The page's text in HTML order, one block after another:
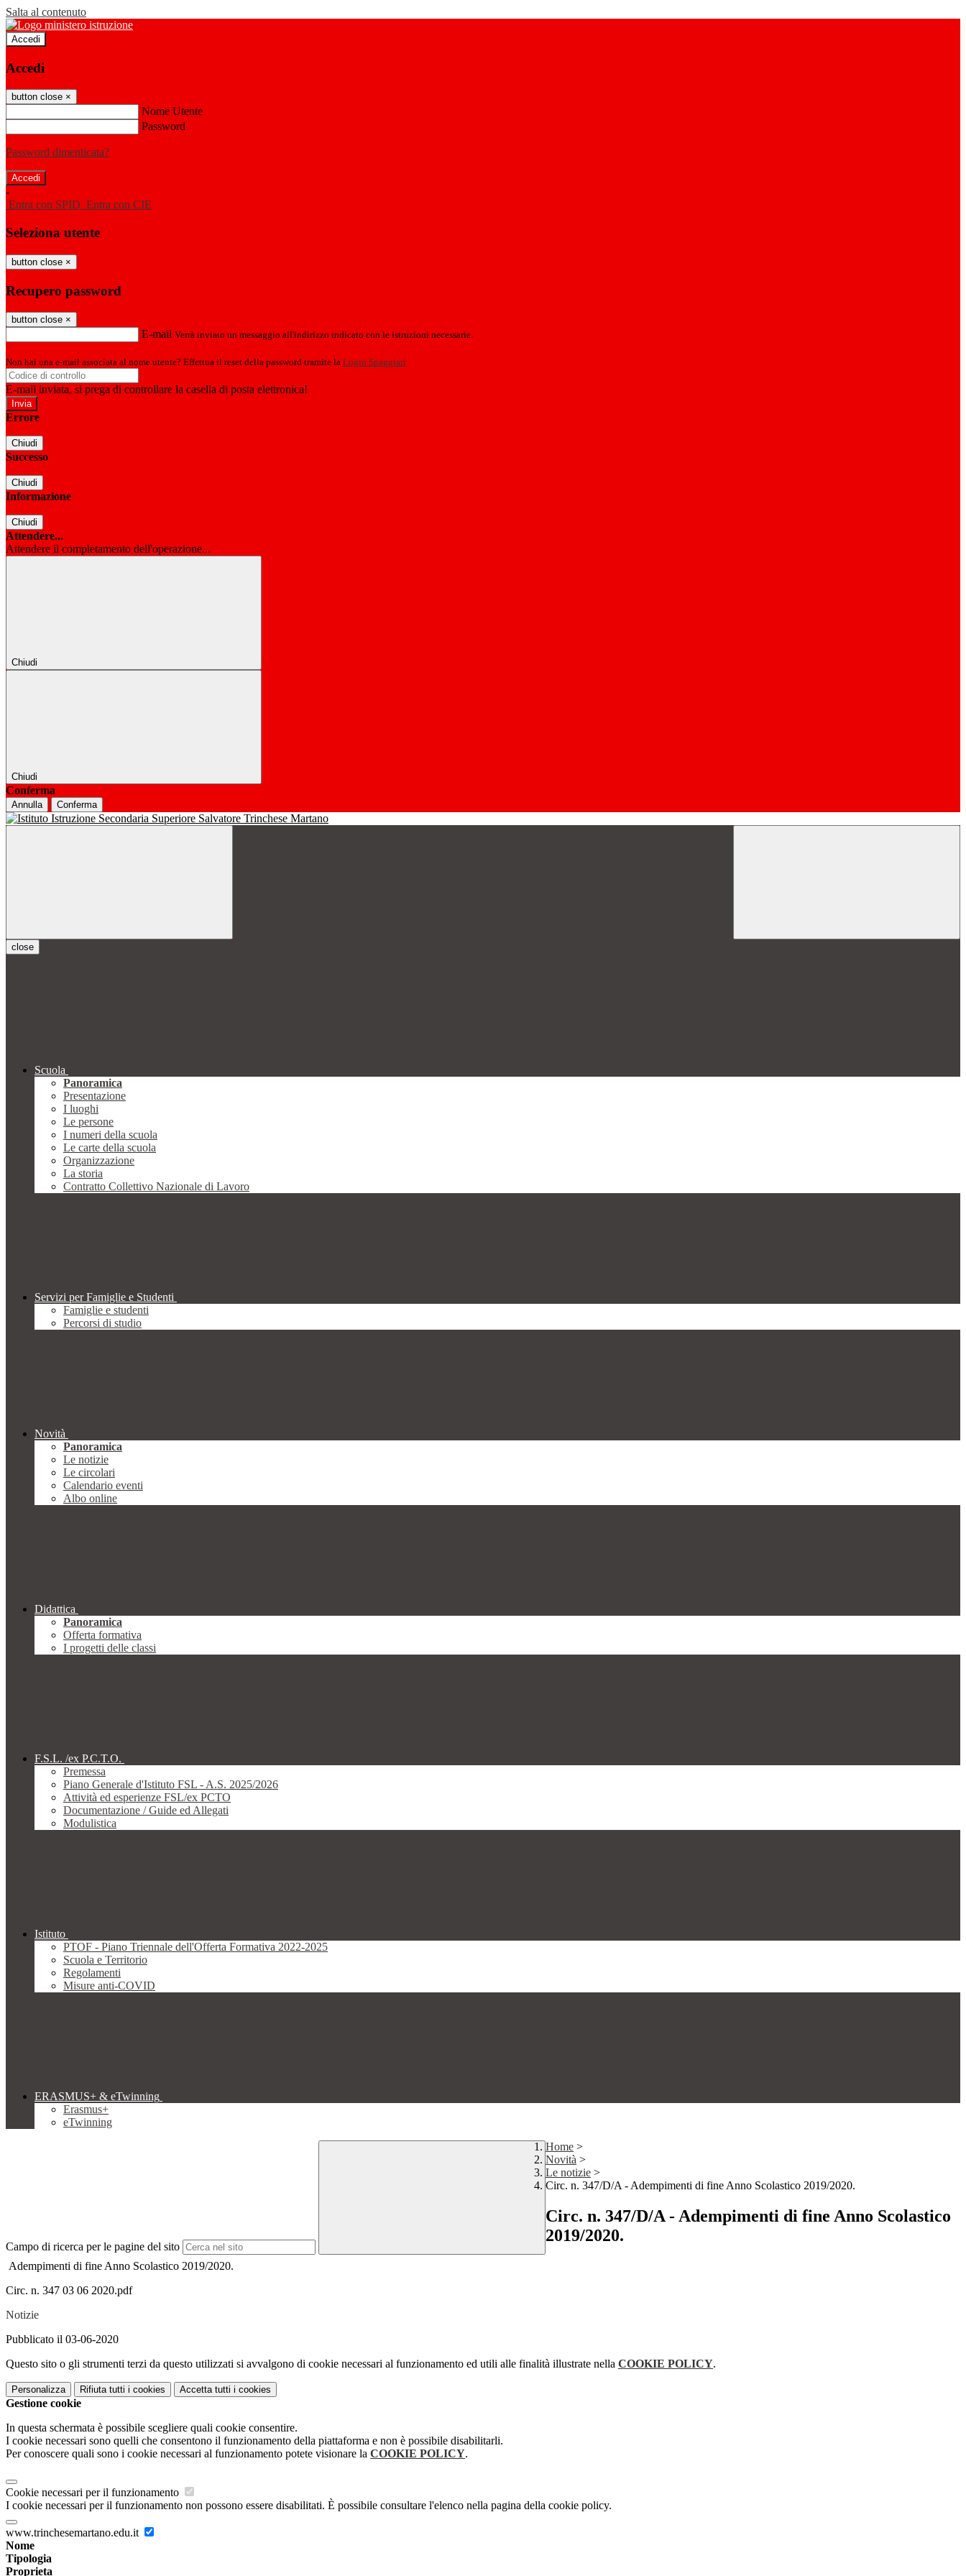
Salta al contenuto
Accedi
Accedi
button close ×
Nome Utente
Password
Password dimenticata?
-
Entra con SPID Entra con CIE
Seleziona utente
button close ×
Recupero password
button close ×
E-mail Verrà inviato un messaggio all'indirizzo indicato con le istruzioni necessarie.
Non hai una e-mail associata al nome utente? Effettua il reset della password tramite la Login Spaggiari
E-mail inviata, si prega di controllare la casella di posta elettronica!
Errore
Chiudi
Successo
Chiudi
Informazione
Chiudi
Attendere...
Attendere il completamento dell'operazione...
Chiudi
Chiudi
Conferma
Annulla Conferma
close
Scuola
Panoramica
Presentazione
I luoghi
Le persone
I numeri della scuola
Le carte della scuola
Organizzazione
La storia
Contratto Collettivo Nazionale di Lavoro
Servizi per Famiglie e Studenti
Famiglie e studenti
Percorsi di studio
Novità
Panoramica
Le notizie
Le circolari
Calendario eventi
Albo online
Didattica
Panoramica
Offerta formativa
I progetti delle classi
F.S.L. /ex P.C.T.O.
Premessa
Piano Generale d'Istituto FSL - A.S. 2025/2026
Attività ed esperienze FSL/ex PCTO
Documentazione / Guide ed Allegati
Modulistica
Istituto
PTOF - Piano Triennale dell'Offerta Formativa 2022-2025
Scuola e Territorio
Regolamenti
Misure anti-COVID
ERASMUS+ & eTwinning
Erasmus+
eTwinning
Campo di ricerca per le pagine del sito
Home >
Novità >
Le notizie >
Circ. n. 347/D/A - Adempimenti di fine Anno Scolastico 2019/2020.
Circ. n. 347/D/A - Adempimenti di fine Anno Scolastico
2019/2020.
Adempimenti di fine Anno Scolastico 2019/2020.
Circ. n. 347 03 06 2020.pdf
Notizie
Pubblicato il 03-06-2020
Questo sito o gli strumenti terzi da questo utilizzati si avvalgono di cookie necessari al funzionamento ed utili alle finalità illustrate nella COOKIE POLICY.
Personalizza Rifiuta tutti i cookies Accetta tutti i cookies
Gestione cookie
In questa schermata è possibile scegliere quali cookie consentire.
I cookie necessari sono quelli che consentono il funzionamento della piattaforma e non è possibile disabilitarli.
Per conoscere quali sono i cookie necessari al funzionamento potete visionare la COOKIE POLICY.
Cookie necessari per il funzionamento
I cookie necessari per il funzionamento non possono essere disabilitati. È possibile consultare l'elenco nella pagina della cookie policy.
www.trinchesemartano.edu.it
Nome
Tipologia
Proprieta